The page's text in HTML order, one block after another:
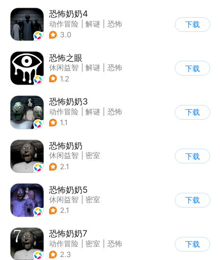
恐怖奶奶4
动作冒险 解谜
恐怖
| 恐怖奶奶
3.0
下载
恐怖之眼
休闲益智 解谜
恐怖
| 单机
1.2
下载
恐怖奶奶3
动作冒险 解谜
恐怖
| 恐怖奶奶
1.1
下载
恐怖奶奶
休闲益智
密室
| 恐怖奶奶
2.1
下载
恐怖奶奶5
休闲益智
密室
| 恐怖奶奶
2.1
下载
恐怖奶奶7
动作冒险 密室
恐怖
| 恐怖奶奶
2.3
下载